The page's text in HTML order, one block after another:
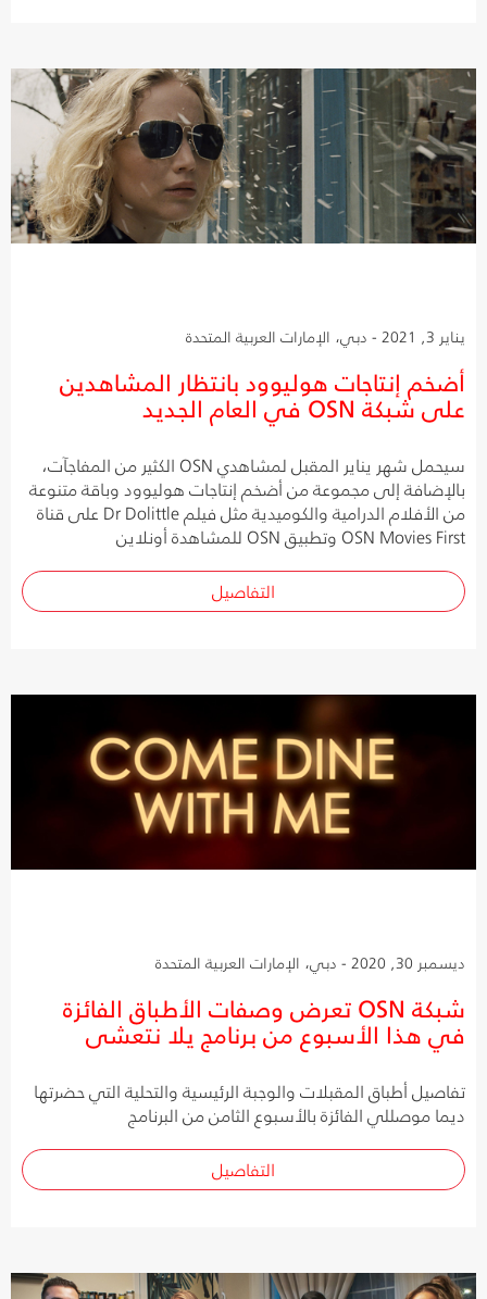
يناير 3, 2021 - دبي، الإمارات العربية المتحدة
أضخم إنتاجات هوليوود بانتظار المشاهدين
على شبكة OSN في العام الجديد
سيحمل شهر يناير المقبل لمشاهدي OSN الكثير من المفاجآت،
بالإضافة إلى مجموعة من أضخم إنتاجات هوليوود وباقة متنوعة
من الأفلام الدرامية والكوميدية مثل فيلم Dr Dolittle على قناة
OSN Movies First وتطبيق OSN للمشاهدة أونلاين
التفاصيل
ديسمبر 30, 2020 - دبي، الإمارات العربية المتحدة
شبكة OSN تعرض وصفات الأطباق الفائزة
في هذا الأسبوع من برنامج يلا نتعشى
تفاصيل أطباق المقبلات والوجبة الرئيسية والتحلية التي حضرتها
ديما موصللي الفائزة بالأسبوع الثامن من البرنامج
التفاصيل